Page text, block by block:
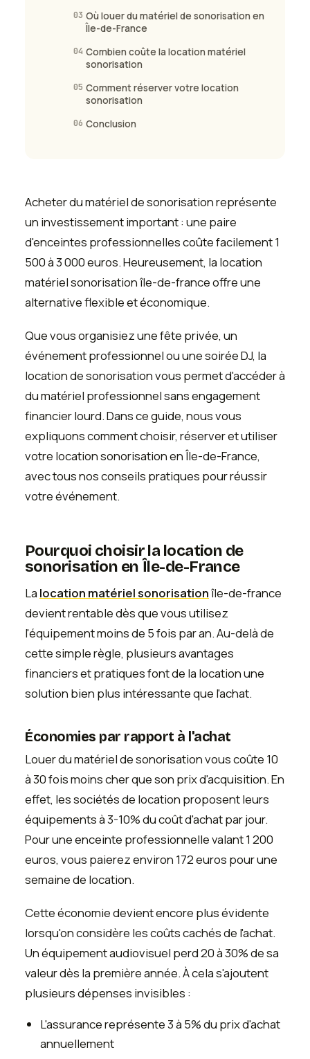
03 Où louer du matériel de sonorisation en
Île-de-France
04 Combien coûte la location matériel
sonorisation
05 Comment réserver votre location
sonorisation
06 Conclusion
Acheter du matériel de sonorisation représente
un investissement important : une paire
d'enceintes professionnelles coûte facilement 1
500 à 3 000 euros. Heureusement, la location
matériel sonorisation île-de-france offre une
alternative flexible et économique.
Que vous organisiez une fête privée, un
événement professionnel ou une soirée DJ, la
location de sonorisation vous permet d'accéder à
du matériel professionnel sans engagement
financier lourd. Dans ce guide, nous vous
expliquons comment choisir, réserver et utiliser
votre location sonorisation en Île-de-France,
avec tous nos conseils pratiques pour réussir
votre événement.
Pourquoi choisir la location de
sonorisation en Île-de-France
La location matériel sonorisationîle-de-france
devient rentable dès que vous utilisez
l'équipement moins de 5 fois par an. Au-delà de
cette simple règle, plusieurs avantages
financiers et pratiques font de la location une
solution bien plus intéressante que l'achat.
Économies par rapport à l'achat
Louer du matériel de sonorisation vous coûte 10
à 30 fois moins cher que son prix d'acquisition. En
effet, les sociétés de location proposent leurs
équipements à 3-10% du coût d'achat par jour.
Pour une enceinte professionnelle valant 1 200
euros, vous paierez environ 172 euros pour une
semaine de location.
Cette économie devient encore plus évidente
lorsqu'on considère les coûts cachés de l'achat.
Un équipement audiovisuel perd 20 à 30% de sa
valeur dès la première année. À cela s'ajoutent
plusieurs dépenses invisibles :
L'assurance représente 3 à 5% du prix d'achat
annuellement